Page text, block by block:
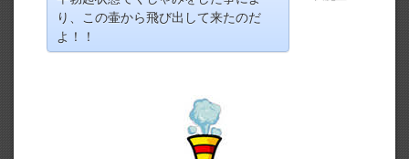
り、この壷から飛び出して来たのだ
よ！！